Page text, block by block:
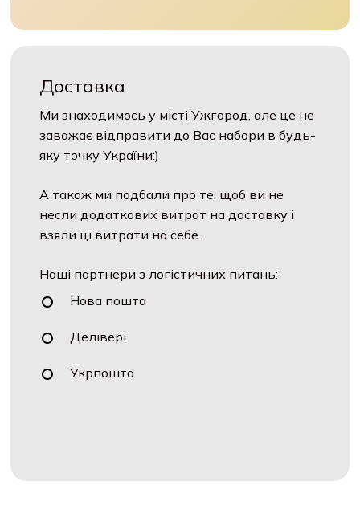
Доставка
Ми знаходимось у місті Ужгород, але це не
заважає відправити до Вас набори в будь-
яку точку України:)
А також ми подбали про те, щоб ви не
несли додаткових витрат на доставку і
взяли ці витрати на себе.
Наші партнери з логістичних питань:
Нова пошта
Делівері
Укрпошта